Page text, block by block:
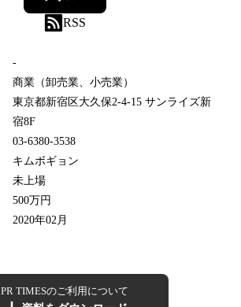
RSS
-
商業（卸売業、小売業）
東京都新宿区大久保2-4-15 サンライズ新
宿8F
03-6380-3538
キムボギョン
未上場
500万円
2020年02月
PR TIMESのご利用について